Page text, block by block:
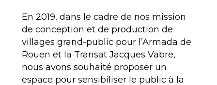
En 2019, dans le cadre de nos mission
de conception et de production de
villages grand-public pour l’Armada de
Rouen et la Transat Jacques Vabre,
nous avons souhaité proposer un
espace pour sensibiliser le public à la